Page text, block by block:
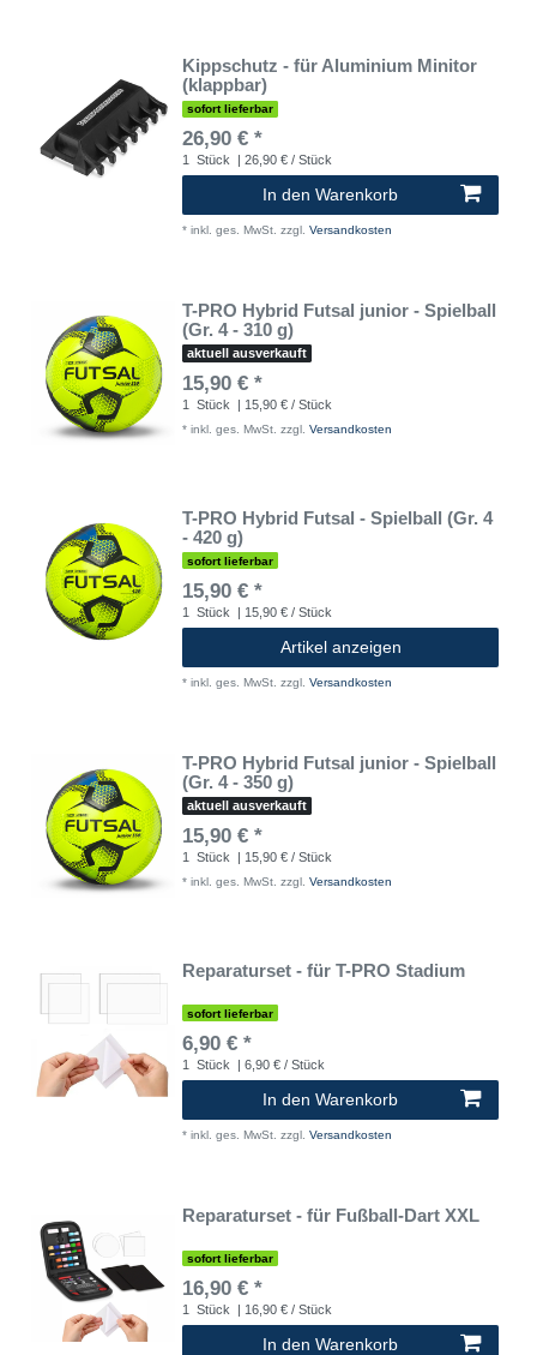
Kippschutz - für Aluminium Minitor
(klappbar)
sofort lieferbar
26,90 € *
1 Stück | 26,90 € / Stück
In den Warenkorb
* inkl. ges. MwSt. zzgl. Versandkosten
T-PRO Hybrid Futsal junior - Spielball
(Gr. 4 - 310 g)
aktuell ausverkauft
15,90 € *
1 Stück | 15,90 € / Stück
* inkl. ges. MwSt. zzgl. Versandkosten
T-PRO Hybrid Futsal - Spielball (Gr. 4
- 420 g)
sofort lieferbar
15,90 € *
1 Stück | 15,90 € / Stück
Artikel anzeigen
* inkl. ges. MwSt. zzgl. Versandkosten
T-PRO Hybrid Futsal junior - Spielball
(Gr. 4 - 350 g)
aktuell ausverkauft
15,90 € *
1 Stück | 15,90 € / Stück
* inkl. ges. MwSt. zzgl. Versandkosten
Reparaturset - für T-PRO Stadium
sofort lieferbar
6,90 € *
1 Stück | 6,90 € / Stück
In den Warenkorb
* inkl. ges. MwSt. zzgl. Versandkosten
Reparaturset - für Fußball-Dart XXL
sofort lieferbar
16,90 € *
1 Stück | 16,90 € / Stück
In den Warenkorb